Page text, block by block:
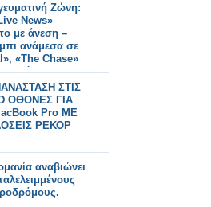
Ζώνη:
News»
με άνεση –
ανάμεσα σε
«The Chase»
ΣΤΙΣ
ΟΘΟΝΕΣ ΓΙΑ
Pro ΜΕ
ΡΕΚΟΡ
αναβιώνει